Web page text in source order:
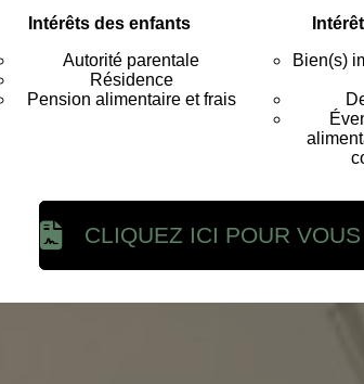
Intérêts des enfants
Autorité parentale
Résidence
Pension alimentaire et frais
Bien(s)
CLIQUEZ ICI POUR